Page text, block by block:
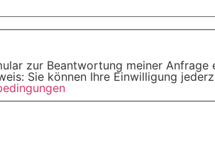
zur Beantwortung meiner
Sie können Ihre Einwilligung